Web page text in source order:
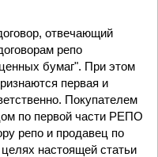
отвечающий
репо
бумаг". При этом
первая и
Покупателем
по первой части РЕПО
репо и продавец по
настоящей статьи